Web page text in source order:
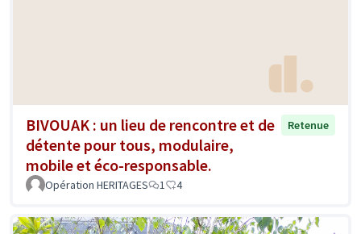
BIVOUAK : un lieu de rencontre et de
détente pour tous, modulaire,
mobile et éco-responsable.
Retenue
Opération HERITAGES 1 4